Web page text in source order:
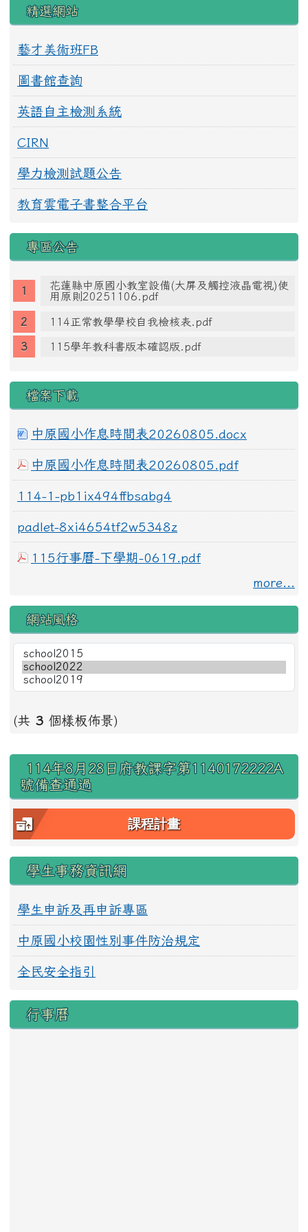
精選網站
藝才美術班FB
圖書館查詢
英語自主檢測系統
CIRN
學力檢測試題公告
教育雲電子書整合平台
專區公告
花蓮縣中原國小教室設備(大屏及觸控液晶電視)使
用原則20251106.pdf
114正常教學學校自我檢核表.pdf
115學年教科書版本確認版.pdf
檔案下載
中原國小作息時間表20260805.docx
中原國小作息時間表20260805.pdf
114-1-pb1ix494ffbsabg4
padlet-8xi4654tf2w5348z
115行事曆-下學期-0619.pdf
more...
網站風格
(共 3 個樣板佈景)
右邊區域內容
114年8月28日府教課字第1140172222A
號備查通過
課程計畫
學生事務資訊網
學生申訴及再申訴專區
中原國小校園性別事件防治規定
全民安全指引
行事曆